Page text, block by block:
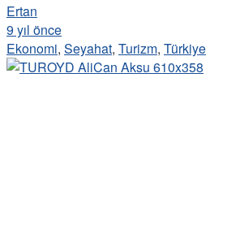
Ertan
9 yıl önce
Ekonomi, Seyahat, Turizm, Türkiye